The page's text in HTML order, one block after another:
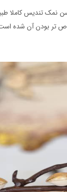
تندیس کاملا
تر بودن آن شده